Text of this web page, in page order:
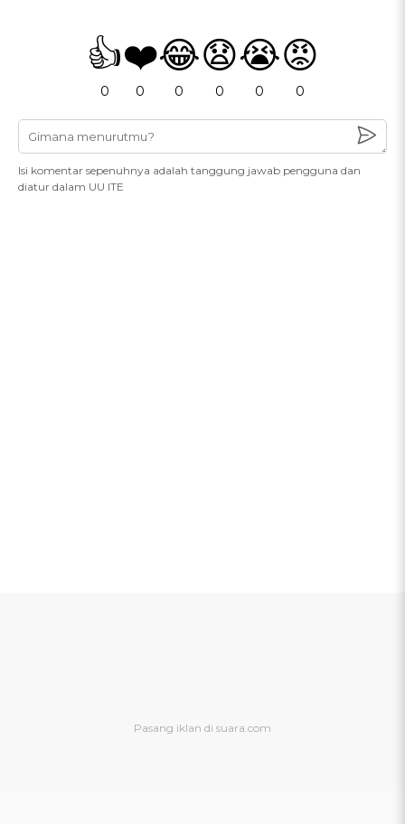
👍
0
❤️
0
😂
0
😧
0
😭
0
😡
0
Isi komentar sepenuhnya adalah tanggung jawab pengguna dan
diatur dalam UU ITE